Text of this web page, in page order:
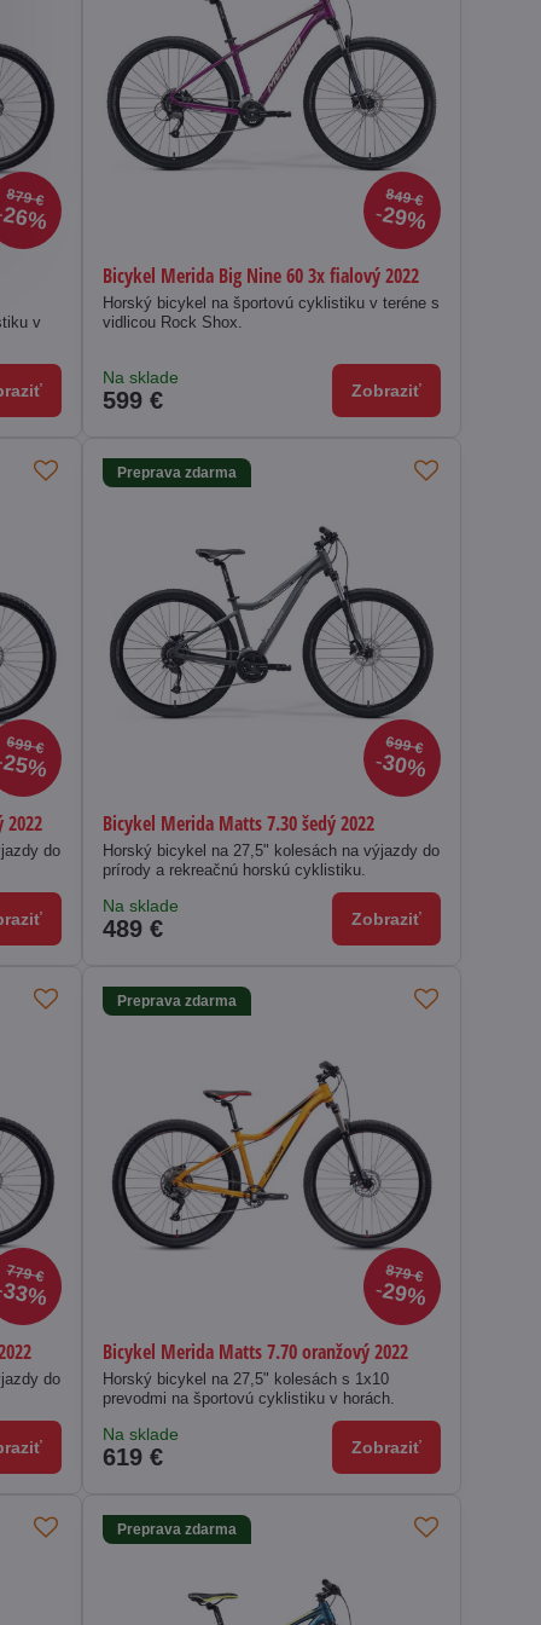
879 €
26%
v
849 €
29%
Bicykel Merida Big Nine 60 3x fialový 2022
Horský bicykel na športovú cyklistiku v teréne s
vidlicou Rock Shox.
Na sklade
599 € Zobraziť
699 €
25%
do
699 €
30%
Preprava zdarma
Bicykel Merida Matts 7.30 šedý 2022
Horský bicykel na 27,5" kolesách na výjazdy do
prírody a rekreačnú horskú cyklistiku.
Na sklade
489 € Zobraziť
779 €
33%
do
879 €
29%
Preprava zdarma
Bicykel Merida Matts 7.70 oranžový 2022
Horský bicykel na 27,5" kolesách s 1x10
prevodmi na športovú cyklistiku v horách.
Na sklade
619 € Zobraziť
Preprava zdarma